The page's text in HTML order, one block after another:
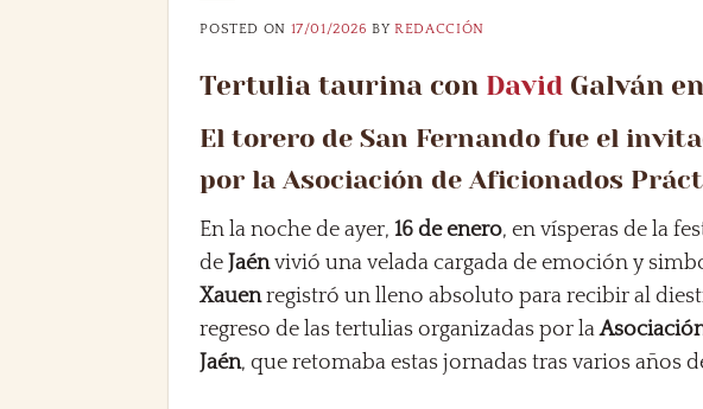
POSTED ON 17/01/2026 BYREDACCIÓN
Tertulia taurina con David Galván
El torero de San Fernando fue el
por la Asociación de Aficionados
En la noche de ayer,16 de enero, en vísperas de la
deJaénvivió una velada cargada de emoción y
Xauenregistró un lleno absoluto para recibir al
regreso de las tertulias organizadas por la
Jaén, que retomaba estas jornadas tras varios años